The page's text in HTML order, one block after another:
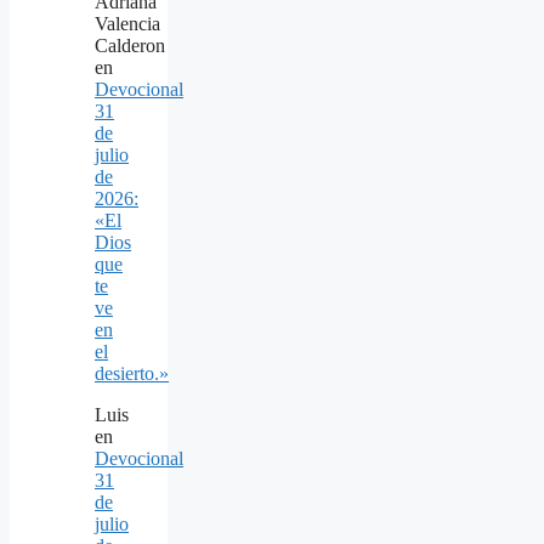
Valencia
Calderon
en
Devocional
31
de
julio
de
2026:
«El
Dios
que
te
ve
en
el
desierto.»
Luis
en
Devocional
31
de
julio